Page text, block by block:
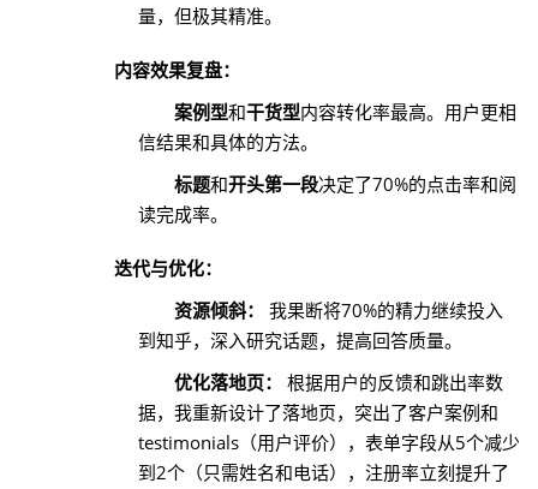
量，但极其精准。
内容效果复盘：
案例型和干货型内容转化率最高。用户更相
信结果和具体的方法。
标题和开头第一段决定了70%的点击率和阅
读完成率。
迭代与优化：
资源倾斜：
我果断将70%的精力继续投入
到知乎，深入研究话题，提高回答质量。
优化落地页：
根据用户的反馈和跳出率数
据，我重新设计了落地页，突出了客户案例和
testimonials（用户评价），表单字段从5个减少
到2个（只需姓名和电话），注册率立刻提升了